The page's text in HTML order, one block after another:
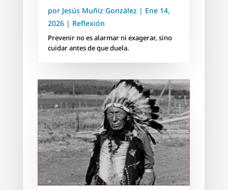
por Jesús Muñiz González| Ene 14,
2026| Reflexión
Prevenir no es alarmar ni exagerar, sino
cuidar antes de que duela.